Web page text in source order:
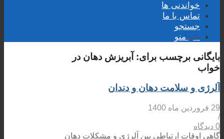
خواندنی ها
تماس با ما
جستجو
منو منو
بایگانی برچسب برای: آبریزش دهان در
خواب
آلرژی و سلامت دهان و دندان
29 فروردین ماه 1400
/
0 دیدگاه
گاهی اوقات ارتباطی بین آلرژی و مشکلات دهان